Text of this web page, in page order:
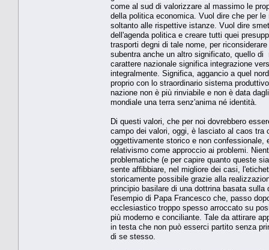
come al sud di valorizzare al massimo le
della politica economica. Vuol dire che per
soltanto alle rispettive istanze. Vuol dire
dell'agenda politica e creare tutti quei
trasporti degni di tale nome, per
subentra anche un altro significato, quello
carattere nazionale significa integrazione
integralmente. Significa, aggancio a quel
proprio con lo straordinario sistema
nazione non è più rinviabile e non è data
mondiale una terra senz'anima né identità.
Di questi valori, che per noi dovrebbero
campo dei valori, oggi, è lasciato al caos tra
oggettivamente storico e non
relativismo come approccio ai problemi.
problematiche (e per capire quanto queste
sente affibbiare, nel migliore dei casi,
storicamente possibile grazie alla
principio basilare di una dottrina basata
l'esempio di Papa Francesco che, passo
ecclesiastico troppo spesso arroccato su
più moderno e conciliante. Tale da attirare
in testa che non può esserci partito senza
di se stesso.